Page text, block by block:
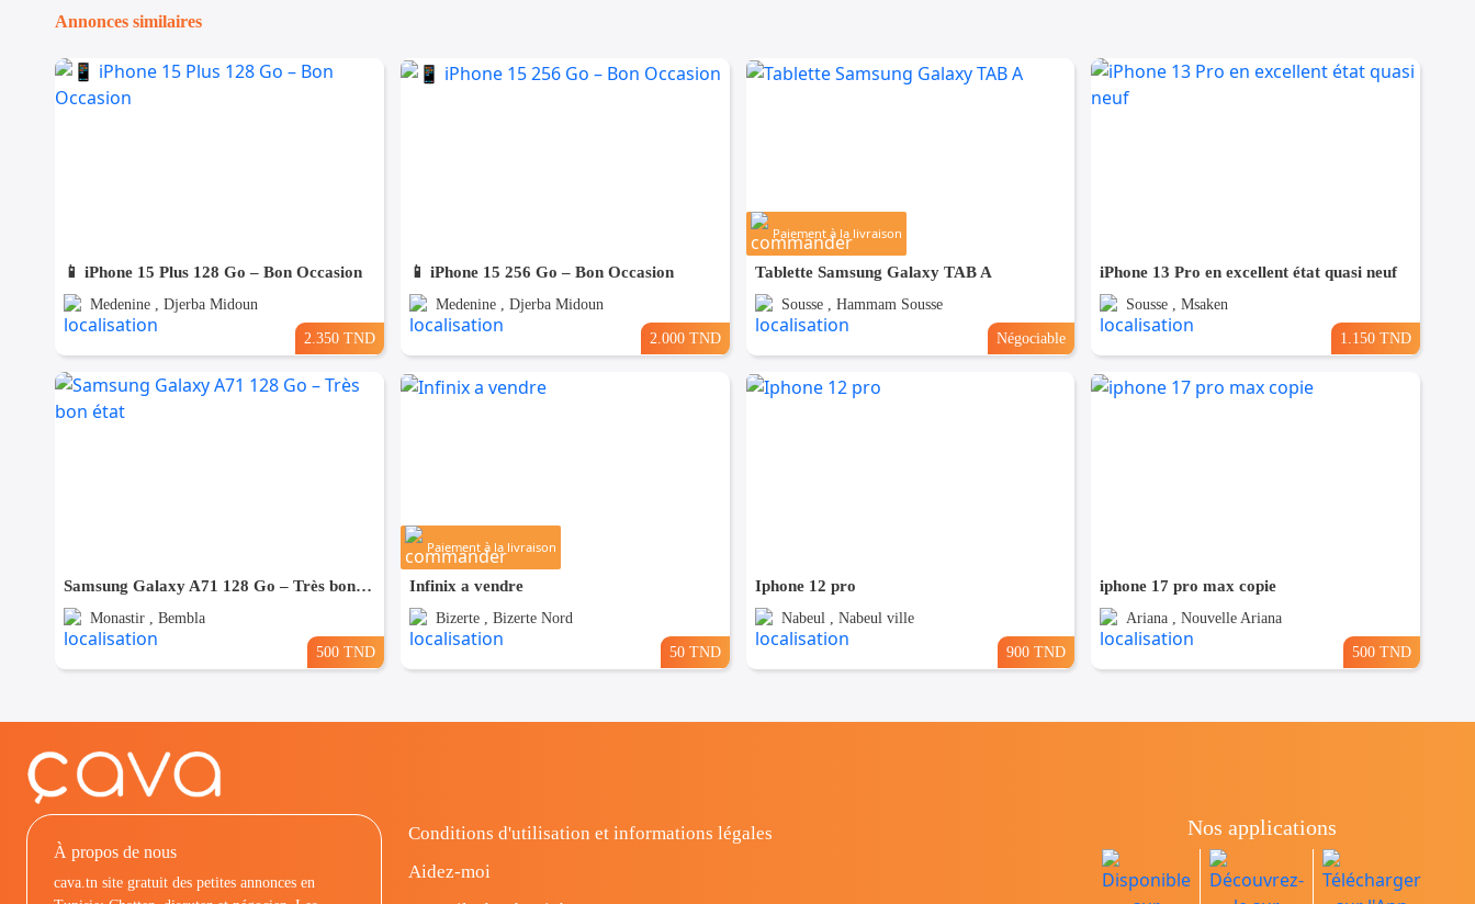
Annonces similaires
📱 iPhone 15 Plus 128 Go – Bon Occasion
Medenine , Djerba Midoun
2.350 TND
📱 iPhone 15 256 Go – Bon Occasion
Medenine , Djerba Midoun
2.000 TND
Paiement à la livraison
Tablette Samsung Galaxy TAB A
Sousse , Hammam Sousse
Négociable
iPhone 13 Pro en excellent état quasi neuf
Sousse , Msaken
1.150 TND
Samsung Galaxy A71 128 Go – Très bon état
Monastir , Bembla
500 TND
Paiement à la livraison
Infinix a vendre
Bizerte , Bizerte Nord
50 TND
Iphone 12 pro
Nabeul , Nabeul ville
900 TND
iphone 17 pro max copie
Ariana , Nouvelle Ariana
500 TND
À propos de nous
cava.tn site gratuit des petites annonces en
Conditions d'utilisation et informations légales
Aidez-moi
Nos applications